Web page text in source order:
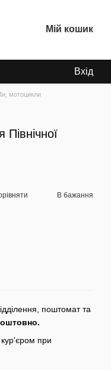
Мій кошик
Вхід
мотоцикли
В бажання
поштомат та
при